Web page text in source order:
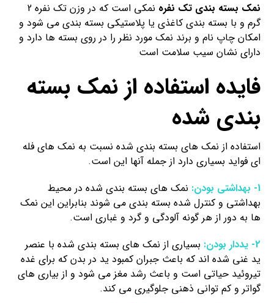
نمک بسته بندی تک نفره
نمکی است که در وزن تک نفره 2
گرم و با بسته بندی کاغذی یا پلاستیکی بسته بندی می شود و
امکان چاپ نام و برند نمک مورد نظر را در روی بسته ها دارد و
دارای نشان سیب سلامت است
فایده استفاده از نمک بسته
بندی شده
استفاده از نمک های بسته بندی شده نسبت به نمک های فله
ای فواید بسیاری دارد از جمله آنها این است.
1- بهداشتی بودن:
نمک های بسته بندی شده در محیط
بهداشتی و کنترل شده بسته بندی می شوند بنابراین این نمک
ها به دور از هر گونه آلودگی و گرد و غباری است.
2- یددار بودن:
بسیاری از نمک های بسته بندی شده با عنصر
ید غنی شده اند که باعث جبران کمبود ید در بدن که برای غده
تیروئید حیاتی است و باعث رشد مغز می شود و از بیاری های
گواتر و کم توانی ذهنی جلوگیری می کند.